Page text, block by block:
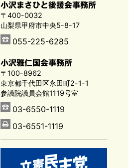
小沢まさひと後援会事務所
〒400-0032
山梨県甲府市中央5-8-17
055-225-6285
小沢雅仁国会事務所
〒100-8962
東京都千代田区永田町2-1-1
参議院議員会館1119号室
03-6550-1119
03-6551-1119